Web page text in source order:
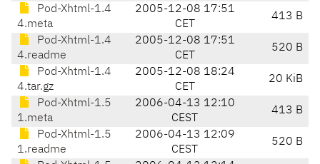
Pod-Xhtml-1.4
4.meta
2005-12-08 17:51
CET
413 B
Pod-Xhtml-1.4
4.readme
2005-12-08 17:51
CET
520 B
Pod-Xhtml-1.4
4.tar.gz
2005-12-08 18:24
CET
20 KiB
Pod-Xhtml-1.5
1.meta
2006-04-13 12:10
CEST
413 B
Pod-Xhtml-1.5
1.readme
2006-04-13 12:09
CEST
520 B